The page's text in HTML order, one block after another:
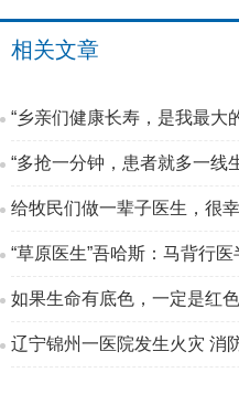
相关文章
“乡亲们健康长寿，是我最大
“多抢一分钟，患者就多一线
给牧民们做一辈子医生，很
“草原医生”吾哈斯：马背行
如果生命有底色，一定是红
辽宁锦州一医院发生火灾 消